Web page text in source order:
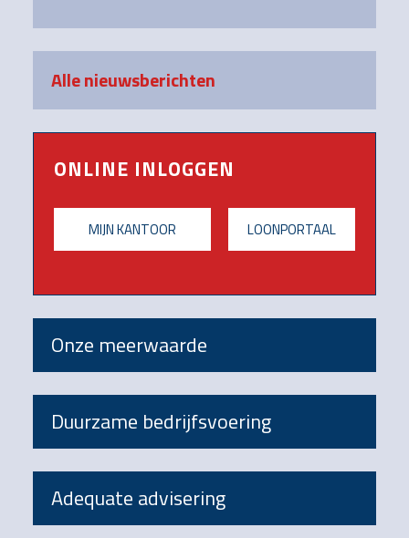
Alle nieuwsberichten
ONLINE INLOGGEN
MIJN KANTOOR LOONPORTAAL
Onze meerwaarde
Duurzame bedrijfsvoering
Adequate advisering